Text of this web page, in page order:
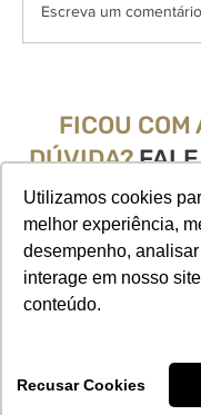
Utilizamos cookies
melhor experiência,
desempenho,
interage em nosso
conteúdo.
Recusar Cookies
Saiba quais as
Escreva um comentário
FICOU COM
DÚVIDA?
Endereço: Taguatinga -
Ed. Pátio Capital,
Horário de